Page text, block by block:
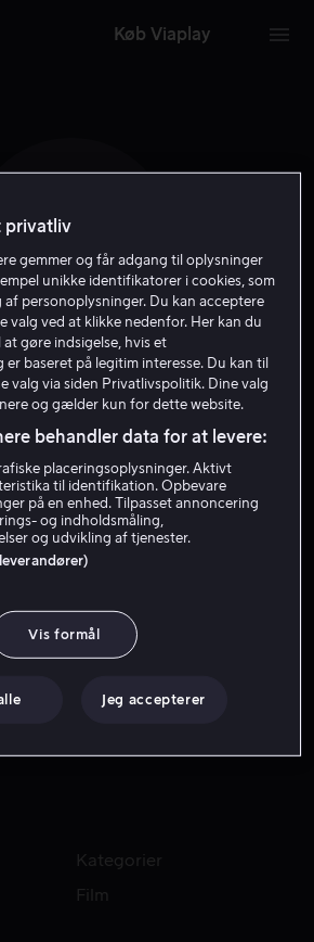
Køb Viaplay
A H
Hjarne
Skuespiller
Kategorier
Film
privatliv
gemmer og får adgang til oplysninger
unikke identifikatorer i cookies, som
af personoplysninger. Du kan acceptere
valg ved at klikke nedenfor. Her kan du
gøre indsigelse, hvis et
baseret på legitim interesse. Du kan til
valg via siden Privatlivspolitik. Dine valg
og gælder kun for dette website.
behandler data for at levere:
placeringsoplysninger. Aktivt
til identifikation. Opbevare
på en enhed. Tilpasset annoncering
og indholdsmåling,
og udvikling af tjenester.
Vis formål
Jeg accepterer